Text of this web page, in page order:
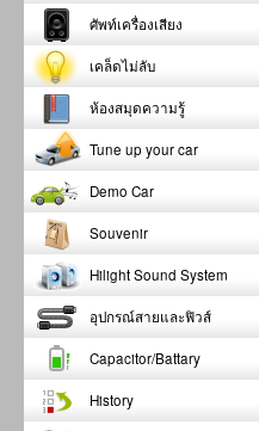
ศัพท์เครื่องเสียง
เคล็ดไม่ลับ
ห้องสมุดความรู้
Tune up your car
Demo Car
Souvenir
Hilight Sound System
อุปกรณ์สายและฟิวส์
Capacitor/Battary
History